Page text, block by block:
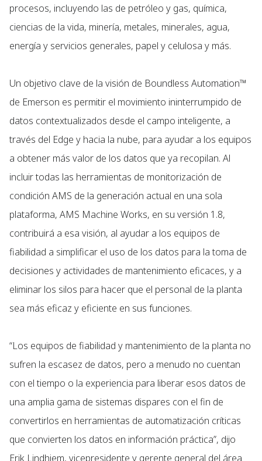
procesos, incluyendo las de petróleo y gas, química,
ciencias de la vida, minería, metales, minerales, agua,
energía y servicios generales, papel y celulosa y más.
Un objetivo clave de la visión de Boundless Automation™
de Emerson es permitir el movimiento ininterrumpido de
datos contextualizados desde el campo inteligente, a
través del Edge y hacia la nube, para ayudar a los equipos
a obtener más valor de los datos que ya recopilan. Al
incluir todas las herramientas de monitorización de
condición AMS de la generación actual en una sola
plataforma, AMS Machine Works, en su versión 1.8,
contribuirá a esa visión, al ayudar a los equipos de
fiabilidad a simplificar el uso de los datos para la toma de
decisiones y actividades de mantenimiento eficaces, y a
eliminar los silos para hacer que el personal de la planta
sea más eficaz y eficiente en sus funciones.
“Los equipos de fiabilidad y mantenimiento de la planta no
sufren la escasez de datos, pero a menudo no cuentan
con el tiempo o la experiencia para liberar esos datos de
una amplia gama de sistemas dispares con el fin de
convertirlos en herramientas de automatización críticas
que convierten los datos en información práctica”, dijo
Erik Lindhjem, vicepresidente y gerente general del área